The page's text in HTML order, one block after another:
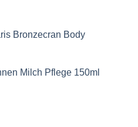
Bronzecran Body
Milch Pflege 150ml